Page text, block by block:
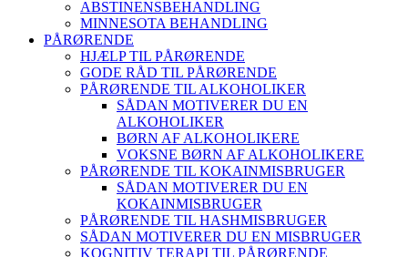
ABSTINENSBEHANDLING
MINNESOTA BEHANDLING
PÅRØRENDE
HJÆLP TIL PÅRØRENDE
GODE RÅD TIL PÅRØRENDE
PÅRØRENDE TIL ALKOHOLIKER
SÅDAN MOTIVERER DU EN
ALKOHOLIKER
BØRN AF ALKOHOLIKERE
VOKSNE BØRN AF ALKOHOLIKERE
PÅRØRENDE TIL KOKAINMISBRUGER
SÅDAN MOTIVERER DU EN
KOKAINMISBRUGER
PÅRØRENDE TIL HASHMISBRUGER
SÅDAN MOTIVERER DU EN MISBRUGER
KOGNITIV TERAPI TIL PÅRØRENDE